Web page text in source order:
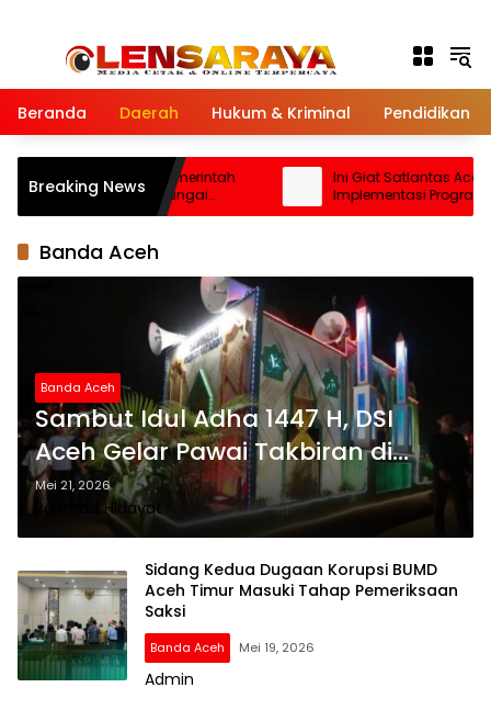
Beranda Daerah Hukum & Kriminal Pendidikan
Breaking News
Fahmi Minta Pemerintah
Normalisasi Sungai
Cegah Banjir Terjadi Lagi
Ini Giat Satlantas Aceh
Implementasi Program
Untuk Masyarakat
Banda Aceh
Banda Aceh
Sambut Idul Adha 1447 H, DSI
Aceh Gelar Pawai Takbiran di
Masjid Raya Baiturrahman: Total
Hadiah Rp33 Juta
Mei 21, 2026
Rahmad Hidayat
Sidang Kedua Dugaan Korupsi BUMD
Aceh Timur Masuki Tahap Pemeriksaan
Saksi
Banda Aceh Mei 19, 2026
Admin